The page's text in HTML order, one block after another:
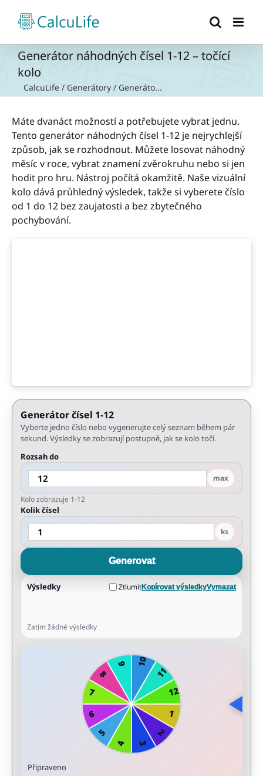
obsah
Generátor náhodných čísel 1-12 – točící
kolo
CalcuLife / Generátory / Generáto...
Máte dvanáct možností a potřebujete vybrat jednu.
Tento generátor náhodných čísel 1-12 je nejrychlejší
způsob, jak se rozhodnout. Můžete losovat náhodný
měsíc v roce, vybrat znamení zvěrokruhu nebo si jen
hodit pro hru. Nástroj počítá okamžitě. Naše vizuální
kolo dává průhledný výsledek, takže si vyberete číslo
od 1 do 12 bez zaujatosti a bez zbytečného
pochybování.
Generátor čísel 1-12
Vyberte jedno číslo nebo vygenerujte celý seznam během pár
sekund. Výsledky se zobrazují postupně, jak se kolo točí.
Rozsah do
max
Kolo zobrazuje 1-12
Kolik čísel
ks
Generovat
Výsledky ZtlumitKopírovat výsledkyVymazat
Zatím žádné výsledky
Připraveno